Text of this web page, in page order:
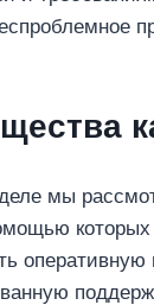
мы
которых
оперативную